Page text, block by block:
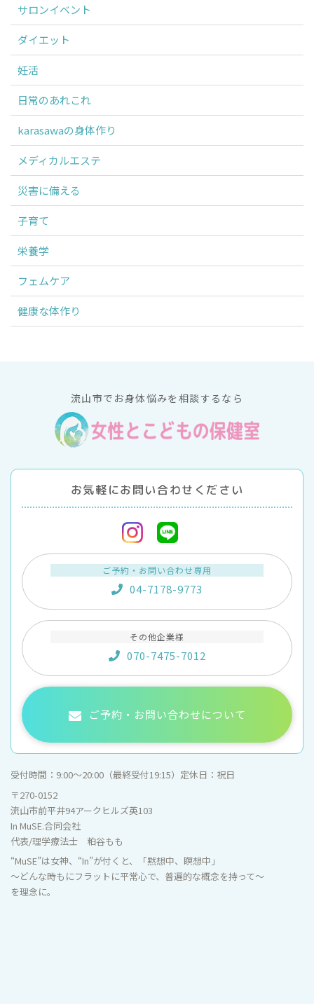
サロンイベント
ダイエット
妊活
日常のあれこれ
karasawaの身体作り
メディカルエステ
災害に備える
子育て
栄養学
フェムケア
健康な体作り
流山市でお身体悩みを相談するなら
お気軽にお問い合わせください
ご予約・お問い合わせ専用
04-7178-9773
その他企業様
070-7475-7012
ご予約・お問い合わせについて
受付時間： 9:00〜20:00（最終受付19:15） 定休日： 祝日
〒270-0152
流山市前平井94アークヒルズ英103
In MuSE.合同会社
代表/理学療法士 粕谷もも
“MuSE”は女神、“In”が付くと、「黙想中、瞑想中」
～どんな時もにフラットに平常心で、普遍的な概念を持って～
を理念に。